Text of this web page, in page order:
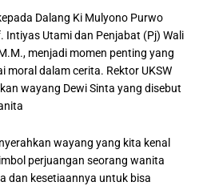
Dalang Ki Mulyono Purwo
Intiyas Utami dan Penjabat (Pj) Wali
menjadi momen penting yang
moral dalam cerita. Rektor UKSW
wayang Dewi Sinta yang disebut
wayang yang kita kenal
perjuangan seorang wanita
dan kesetiaannya untuk bisa